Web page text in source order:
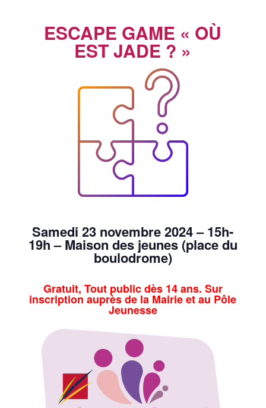
ESCAPE GAME « OÙ
EST JADE ? »
Samedi 23 novembre 2024 – 15h-
19h – Maison des jeunes (place du
boulodrome)
Gratuit, Tout public dès 14 ans. Sur
inscription auprès de la Mairie et au Pôle
Jeunesse